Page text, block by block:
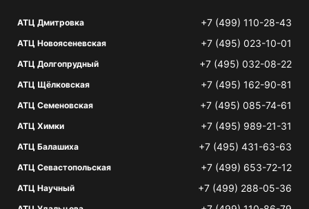
АТЦ Дмитровка +7 (499) 110-28-43
АТЦ Новоясеневская +7 (495) 023-10-01
АТЦ Долгопрудный +7 (495) 032-08-22
АТЦ Щёлковская +7 (495) 162-90-81
АТЦ Семеновская +7 (495) 085-74-61
АТЦ Химки +7 (495) 989-21-31
АТЦ Балашиха +7 (495) 431-63-63
АТЦ Севастопольская +7 (499) 653-72-12
АТЦ Научный +7 (499) 288-05-36